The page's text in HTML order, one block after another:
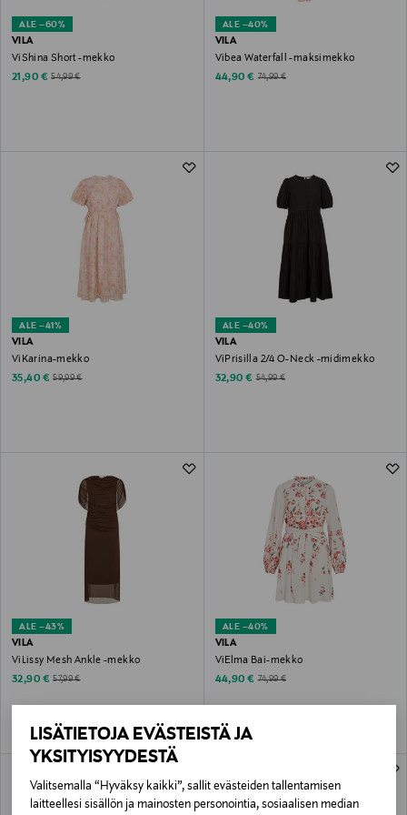
LISÄTIETOJA EVÄSTEISTÄ JA
YKSITYISYYDESTÄ
Valitsemalla “Hyväksy kaikki”, sallit evästeiden tallentamisen
laitteellesi sisällön ja mainosten personointia, sosiaalisen median
ALE –60%
VILA
ViShina Short -mekko
Discounted Price
21,90 € Original Price
54,99 €
ALE –40%
VILA
Vibea Waterfall -maksimekko
Discounted Price
44,90 € Original Price
74,99 €
ALE –41%
VILA
ViKarina-mekko
Discounted Price
35,40 € Original Price
59,99 €
ALE –40%
VILA
ViPrisilla 2/4 O-Neck -midimekko
Discounted Price
32,90 € Original Price
54,99 €
ALE –43%
VILA
ViLissy Mesh Ankle -mekko
Discounted Price
32,90 € Original Price
57,99 €
ALE –40%
VILA
ViElma Bai-mekko
Discounted Price
44,90 € Original Price
74,99 €